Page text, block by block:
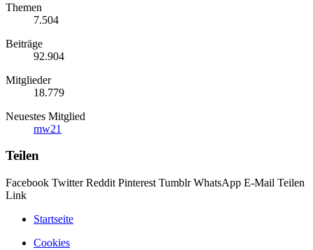
Themen
7.504
Beiträge
92.904
Mitglieder
18.779
Neuestes Mitglied
mw21
Teilen
Facebook Twitter Reddit Pinterest Tumblr WhatsApp E-Mail Teilen
Link
Startseite
Cookies